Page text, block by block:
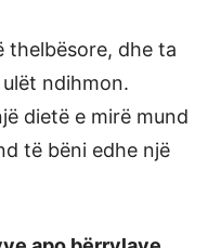
thelbësore, dhe ta
ndihmon.
dietë e mirë mund
të bëni edhe një